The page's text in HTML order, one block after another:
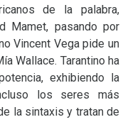
de la palabra,
Mamet, pasando por
Vincent Vega pide un
Wallace. Tarantino ha
exhibiendo la
los seres más
la sintaxis y tratan de